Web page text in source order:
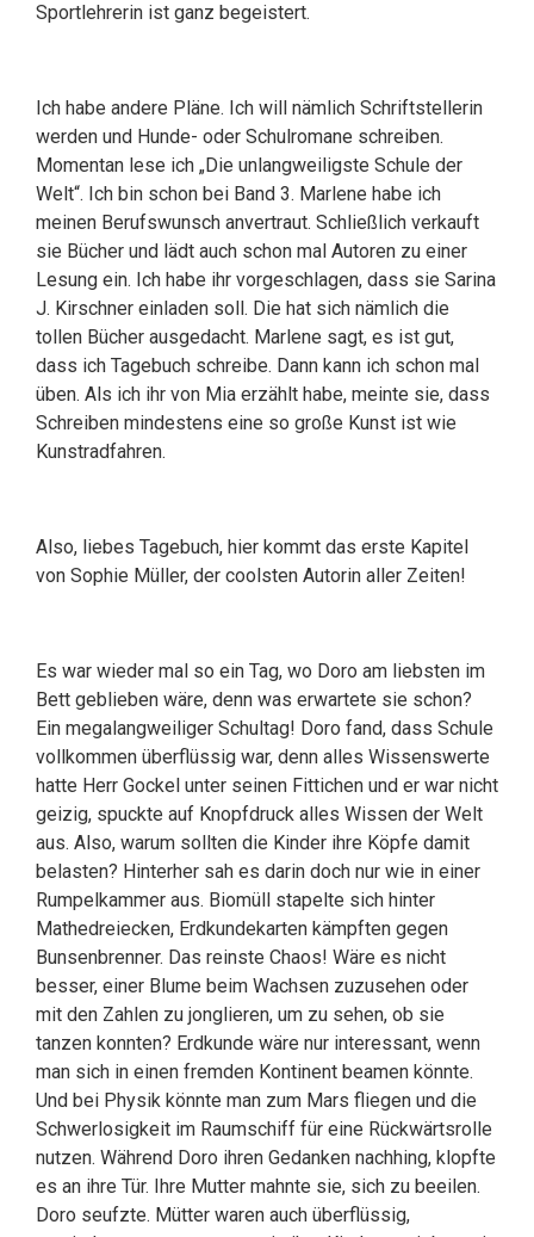
Sportlehrerin ist ganz begeistert.
Ich habe andere Pläne. Ich will nämlich Schriftstellerin
werden und Hunde- oder Schulromane schreiben.
Momentan lese ich „Die unlangweiligste Schule der
Welt“. Ich bin schon bei Band 3. Marlene habe ich
meinen Berufswunsch anvertraut. Schließlich verkauft
sie Bücher und lädt auch schon mal Autoren zu einer
Lesung ein. Ich habe ihr vorgeschlagen, dass sie Sarina
J. Kirschner einladen soll. Die hat sich nämlich die
tollen Bücher ausgedacht. Marlene sagt, es ist gut,
dass ich Tagebuch schreibe. Dann kann ich schon mal
üben. Als ich ihr von Mia erzählt habe, meinte sie, dass
Schreiben mindestens eine so große Kunst ist wie
Kunstradfahren.
Also, liebes Tagebuch, hier kommt das erste Kapitel
von Sophie Müller, der coolsten Autorin aller Zeiten!
Es war wieder mal so ein Tag, wo Doro am liebsten im
Bett geblieben wäre, denn was erwartete sie schon?
Ein megalangweiliger Schultag! Doro fand, dass Schule
vollkommen überflüssig war, denn alles Wissenswerte
hatte Herr Gockel unter seinen Fittichen und er war nicht
geizig, spuckte auf Knopfdruck alles Wissen der Welt
aus. Also, warum sollten die Kinder ihre Köpfe damit
belasten? Hinterher sah es darin doch nur wie in einer
Rumpelkammer aus. Biomüll stapelte sich hinter
Mathedreiecken, Erdkundekarten kämpften gegen
Bunsenbrenner. Das reinste Chaos! Wäre es nicht
besser, einer Blume beim Wachsen zuzusehen oder
mit den Zahlen zu jonglieren, um zu sehen, ob sie
tanzen konnten? Erdkunde wäre nur interessant, wenn
man sich in einen fremden Kontinent beamen könnte.
Und bei Physik könnte man zum Mars fliegen und die
Schwerlosigkeit im Raumschiff für eine Rückwärtsrolle
nutzen. Während Doro ihren Gedanken nachhing, klopfte
es an ihre Tür. Ihre Mutter mahnte sie, sich zu beeilen.
Doro seufzte. Mütter waren auch überflüssig,